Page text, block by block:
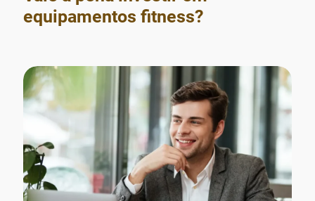
equipamentos fitness?